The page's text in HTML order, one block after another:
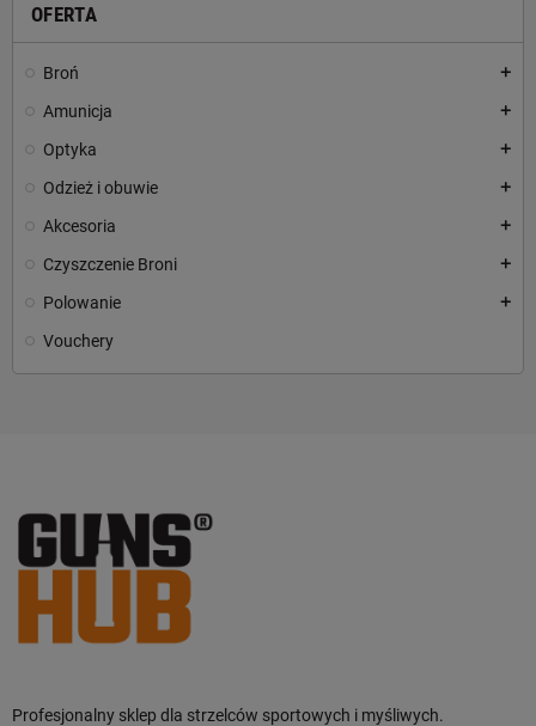
OFERTA
Broń add
Amunicja add
Optyka add
Odzież i obuwie add
Akcesoria add
Czyszczenie Broni add
Polowanie add
Vouchery
Profesjonalny sklep dla strzelców sportowych i myśliwych.